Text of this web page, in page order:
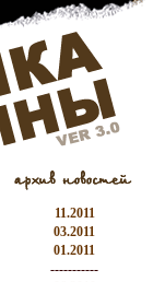
11.2011
03.2011
01.2011
-----------